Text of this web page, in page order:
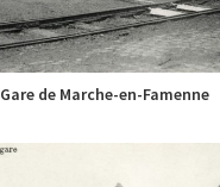
Gare de Marche-en-Famenne